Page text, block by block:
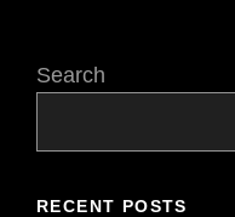
Search
RECENT POSTS